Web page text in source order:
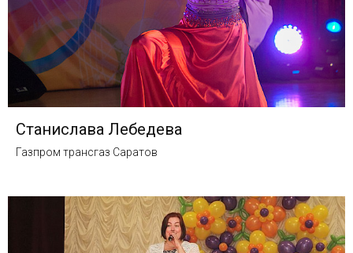
Станислава Лебедева
Газпром трансгаз Саратов